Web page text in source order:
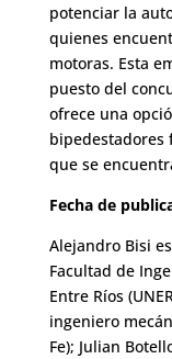
potenciar la
quienes
motoras. Esta
puesto del
ofrece una
bipedestadores
que se
Fecha de
Alejandro Bisi
Facultad de
Entre Ríos
ingeniero
Fe); Julian